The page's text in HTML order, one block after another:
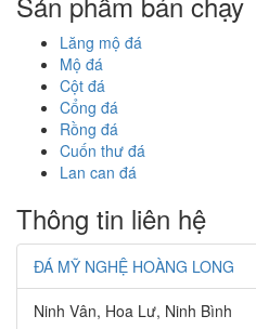
Lăng mộ đá
Mộ đá
Cột đá
Cổng đá
Rồng đá
Cuốn thư đá
Lan can đá
Thông tin liên hệ
ĐÁ MỸ NGHỆ HOÀNG LONG
Ninh Vân, Hoa Lư, Ninh Bình